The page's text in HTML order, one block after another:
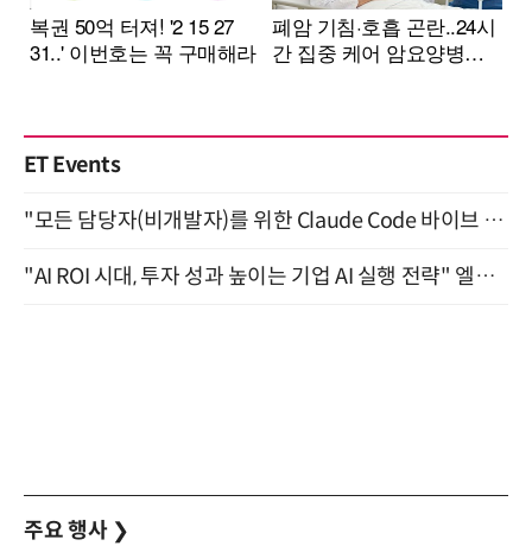
ET Events
"모든 담당자(비개발자)를 위한 Claude Code 바이브 코딩 2-day 부트캠프" 9월 16~17일 개최
"AI ROI 시대, 투자 성과 높이는 기업 AI 실행 전략" 엘타워 6층 (9월 18일)
주요 행사 ❯